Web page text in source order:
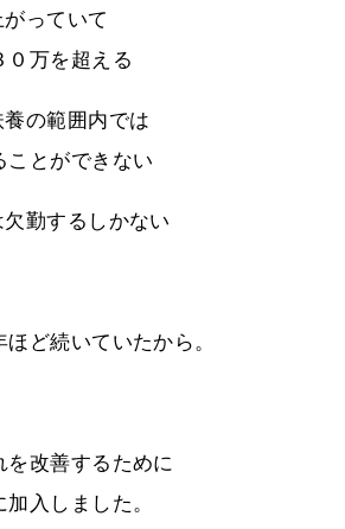
っていて
０万を超える
の範囲内では
ことができない
勤するしかない
ど続いていたから。
を改善するために
入しました。